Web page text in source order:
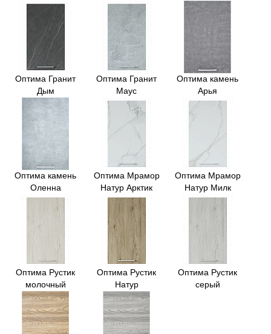
Оптима Гранит
Дым
Оптима Гранит
Маус
Оптима камень
Арья
Оптима камень
Оленна
Оптима Мрамор
Натур Арктик
Оптима Мрамор
Натур Милк
Оптима Рустик
молочный
Оптима Рустик
Натур
Оптима Рустик
серый